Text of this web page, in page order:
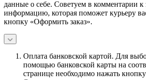
данные о себе. Советуем в комментарии к
информацию, которая поможет курьеру
кнопку «Оформить заказ».
Оплата банковской картой. Для
помощью банковской карты на
странице необходимо нажать